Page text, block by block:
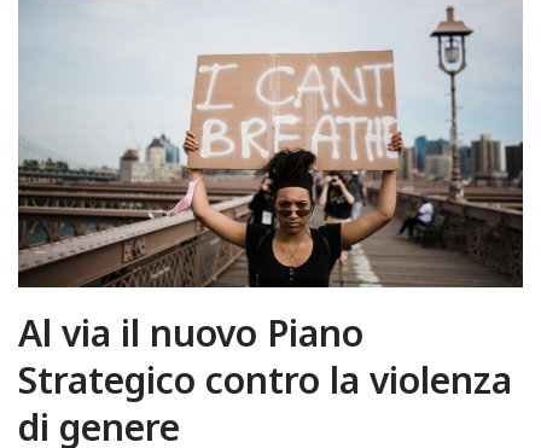
Al via il nuovo Piano
Strategico contro la violenza
di genere